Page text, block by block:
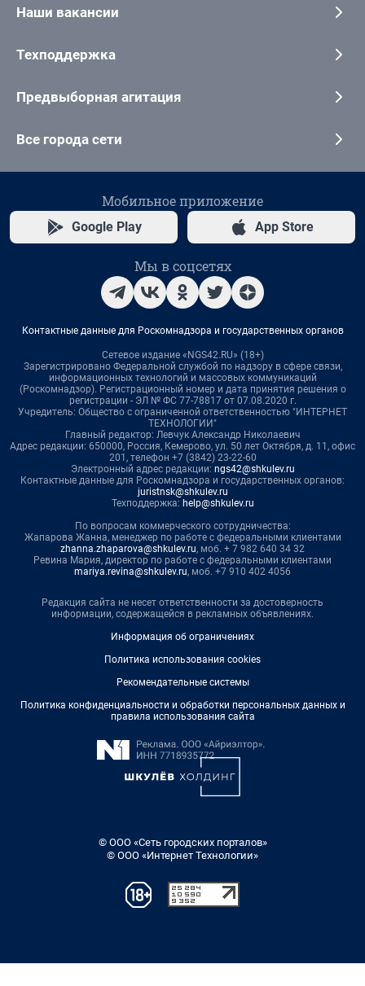
Наши вакансии
Техподдержка
Предвыборная агитация
Все города сети
Мобильное приложение
Google Play App Store
Мы в соцсетях
Контактные данные для Роскомнадзора и государственных органов
Сетевое издание «NGS42.RU» (18+)
Зарегистрировано Федеральной службой по надзору в сфере связи,
информационных технологий и массовых коммуникаций
(Роскомнадзор). Регистрационный номер и дата принятия решения о
регистрации - ЭЛ № ФС 77-78817 от 07.08.2020 г.
Учредитель: Общество с ограниченной ответственностью "ИНТЕРНЕТ
ТЕХНОЛОГИИ"
Главный редактор: Левчук Александр Николаевич
Адрес редакции: 650000, Россия, Кемерово, ул. 50 лет Октября, д. 11, офис
201, телефон +7 (3842) 23-22-60
Электронный адрес редакции: ngs42@shkulev.ru
Контактные данные для Роскомнадзора и государственных органов:
juristnsk@shkulev.ru
Техподдержка: help@shkulev.ru
По вопросам коммерческого сотрудничества:
Жапарова Жанна, менеджер по работе с федеральными клиентами
zhanna.zhaparova@shkulev.ru, моб. + 7 982 640 34 32
Ревина Мария, директор по работе с федеральными клиентами
mariya.revina@shkulev.ru, моб. +7 910 402 4056
Редакция сайта не несет ответственности за достоверность
информации, содержащейся в рекламных объявлениях.
Информация об ограничениях
Политика использования cookies
Рекомендательные системы
Политика конфиденциальности и обработки персональных данных и
правила использования сайта
© ООО «Сеть городских порталов»
© ООО «Интернет Технологии»